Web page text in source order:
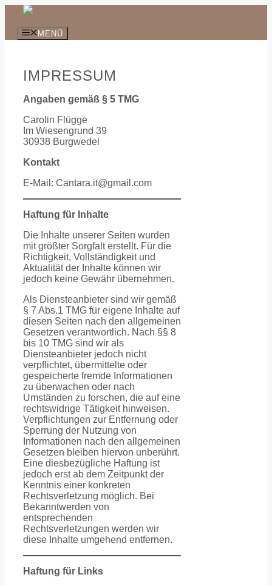
springenMENÜ
IMPRESSUM
Angaben gemäß § 5 TMG
Carolin Flügge
Im Wiesengrund 39
30938 Burgwedel
Kontakt
E-Mail: Cantara.it@gmail.com
Haftung für Inhalte
Die Inhalte unserer Seiten wurden
mit größter Sorgfalt erstellt. Für die
Richtigkeit, Vollständigkeit und
Aktualität der Inhalte können wir
jedoch keine Gewähr übernehmen.
Als Diensteanbieter sind wir gemäß
§ 7 Abs.1 TMG für eigene Inhalte auf
diesen Seiten nach den allgemeinen
Gesetzen verantwortlich. Nach §§ 8
bis 10 TMG sind wir als
Diensteanbieter jedoch nicht
verpflichtet, übermittelte oder
gespeicherte fremde Informationen
zu überwachen oder nach
Umständen zu forschen, die auf eine
rechtswidrige Tätigkeit hinweisen.
Verpflichtungen zur Entfernung oder
Sperrung der Nutzung von
Informationen nach den allgemeinen
Gesetzen bleiben hiervon unberührt.
Eine diesbezügliche Haftung ist
jedoch erst ab dem Zeitpunkt der
Kenntnis einer konkreten
Rechtsverletzung möglich. Bei
Bekanntwerden von
entsprechenden
Rechtsverletzungen werden wir
diese Inhalte umgehend entfernen.
Haftung für Links